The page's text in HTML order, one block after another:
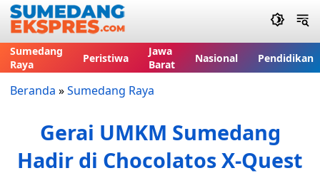
Sumedang
Raya
Peristiwa
Jawa
Barat
Nasional Pendidikan
Beranda »Sumedang Raya
Gerai UMKM Sumedang
Hadir di Chocolatos X-Quest